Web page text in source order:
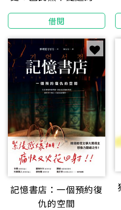
些事，如何改變了中
（華民）國的命運？
借閱
記憶書店：一個預約復
仇的空間